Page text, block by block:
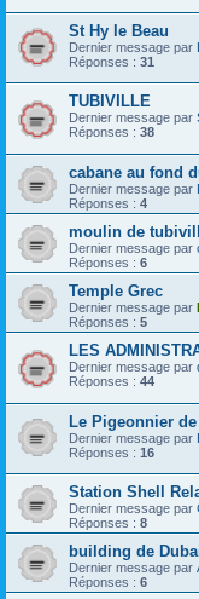
St Hy le Beau
Dernier message par
Réponses : 31
TUBIVILLE
Dernier message par
Réponses : 38
cabane au fond
Dernier message par
Réponses : 4
moulin de
Dernier message par
Réponses : 6
Temple Grec
Dernier message par
Réponses : 5
LES
Dernier message par
Réponses : 44
Le Pigeonnier
Dernier message par
Réponses : 16
Station Shell
Dernier message par
Réponses : 8
building de
Dernier message par
Réponses : 6